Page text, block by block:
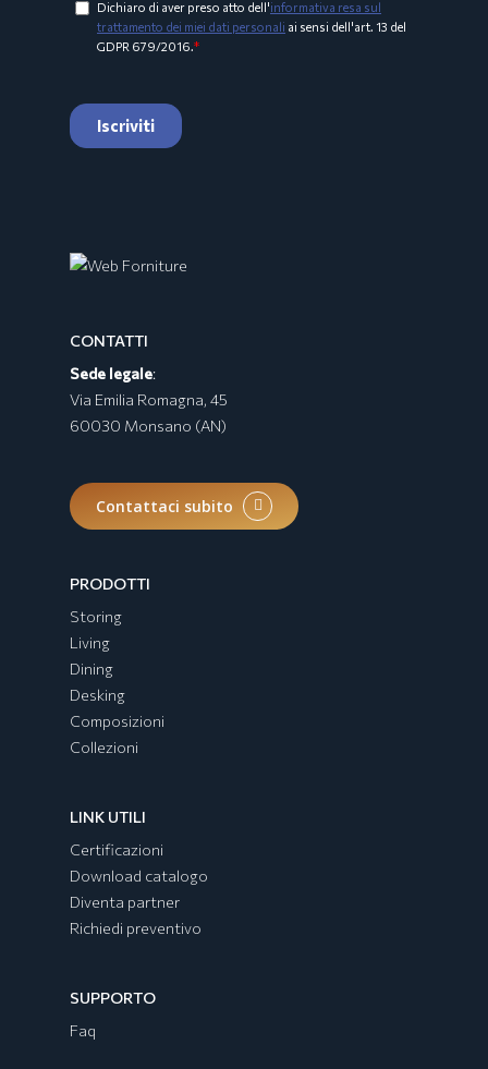
CONTATTI
Sede legale:
Via Emilia Romagna, 45
60030 Monsano (AN)
Contattaci subito
PRODOTTI
Storing
Living
Dining
Desking
Composizioni
Collezioni
LINK UTILI
Certificazioni
Download catalogo
Diventa partner
Richiedi preventivo
SUPPORTO
Faq